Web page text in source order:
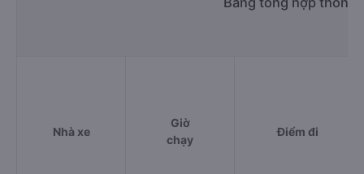
Nhà xe
Giờ
chạy
Điểm đi